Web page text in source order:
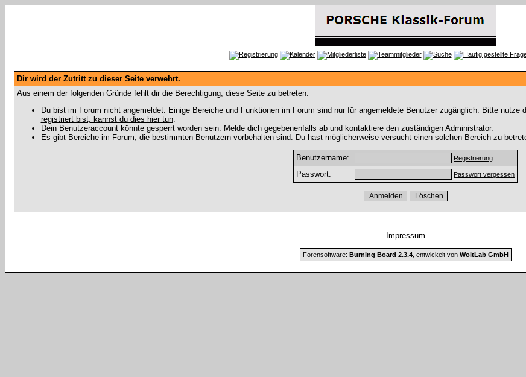
Dir wird der Zutritt zu dieser Seite verwehrt.
Aus einem der folgenden Gründe fehlt dir die Berechtigung, diese Seite zu betreten:
Du bist im Forum nicht angemeldet. Einige Bereiche und Funktionen im Forum sind nur für angemeldete Benutzer zugänglich. Bitte
registriert bist, kannst du dies hier tun.
Dein Benutzeraccount könnte gesperrt worden sein. Melde dich gegebenenfalls ab und kontaktiere den zuständigen Administrator.
Es gibt Bereiche im Forum, die bestimmten Benutzern vorbehalten sind. Du hast möglicherweise versucht einen solchen Bereich zu
Benutzername: Registrierung
Passwort: Passwort vergessen
Impressum
Forensoftware: Burning Board 2.3.4, entwickelt von WoltLab GmbH